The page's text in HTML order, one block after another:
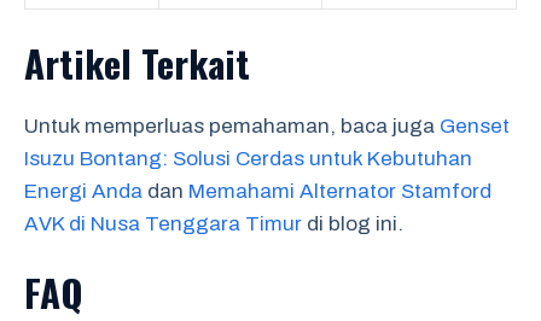
Artikel Terkait
Untuk memperluas pemahaman, baca juga Genset
Isuzu Bontang: Solusi Cerdas untuk Kebutuhan
Energi Anda dan Memahami Alternator Stamford
AVK di Nusa Tenggara Timur di blog ini.
FAQ